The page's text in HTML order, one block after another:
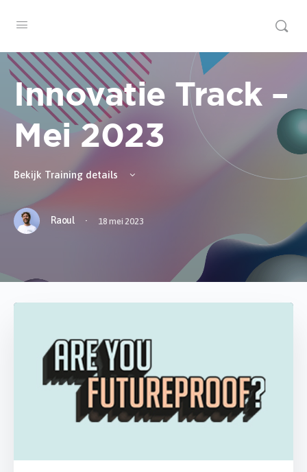
Innovatie Track –
Mei 2023
Bekijk Training details
Raoul · 18 mei 2023